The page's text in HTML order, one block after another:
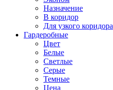
Назначение
В коридор
Для узкого коридора
Гардеробные
Цвет
Белые
Светлые
Серые
Темные
Цена